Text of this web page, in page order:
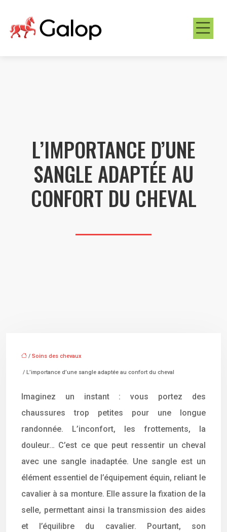
L’IMPORTANCE D’UNE
SANGLE ADAPTÉE AU
CONFORT DU CHEVAL
/ Soins des chevaux
/ L’importance d’une sangle adaptée au confort du cheval
Imaginez un instant : vous portez des
chaussures trop petites pour une longue
randonnée. L’inconfort, les frottements, la
douleur… C’est ce que peut ressentir un cheval
avec une sangle inadaptée. Une sangle est un
élément essentiel de l’équipement équin, reliant le
cavalier à sa monture. Elle assure la fixation de la
selle, permettant ainsi la transmission des aides
et l’équilibre du cavalier. Pourtant, son